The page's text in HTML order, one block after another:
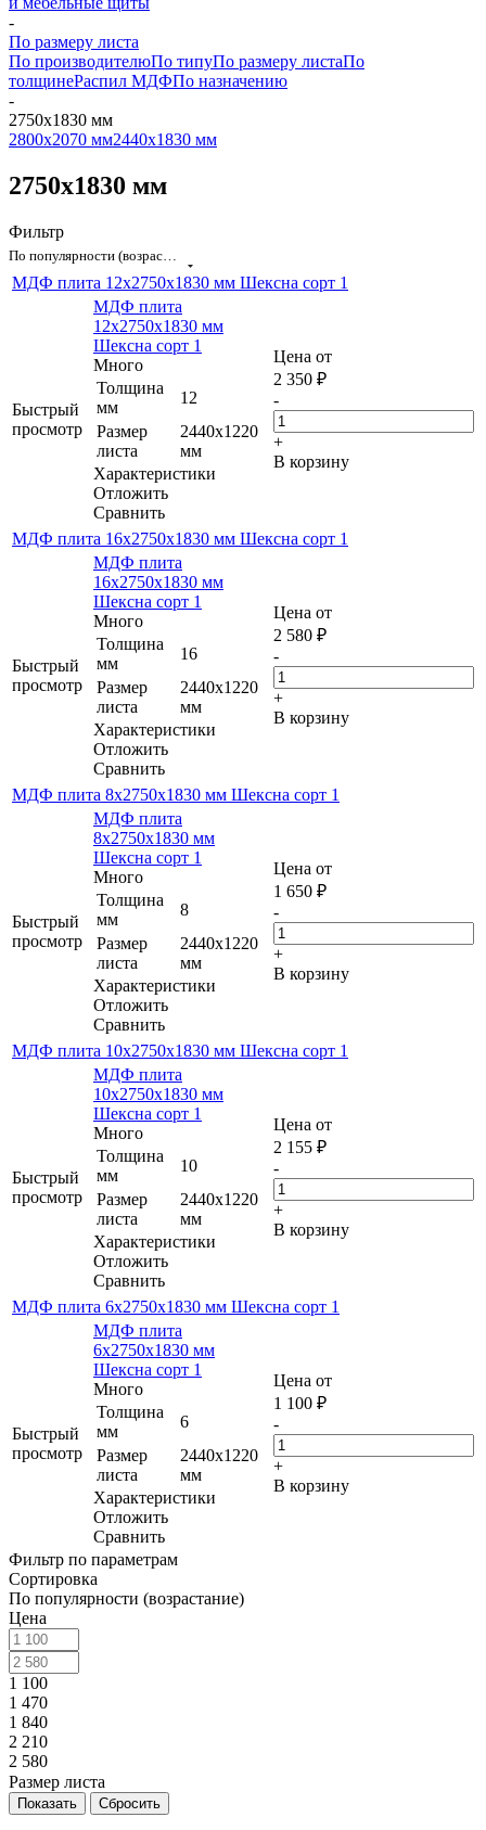
-
По размеру листа
По производителюПо типуПо размеру листаПо
толщинеРаспил МДФПо назначению
-
2750х1830 мм
2800х2070 мм2440х1830 мм
2750х1830 мм
Фильтр
МДФ плита 12х2750х1830 мм Шексна сорт 1
Быстрый
просмотр
МДФ плита
12х2750х1830 мм
Шексна сорт 1
Много
Толщина
мм
12
Размер
листа
2440х1220
мм
Характеристики
Отложить
Сравнить
Цена от
2 350 ₽
-
+
В корзину
МДФ плита 16х2750х1830 мм Шексна сорт 1
Быстрый
просмотр
МДФ плита
16х2750х1830 мм
Шексна сорт 1
Много
Толщина
мм
16
Размер
листа
2440х1220
мм
Характеристики
Отложить
Сравнить
Цена от
2 580 ₽
-
+
В корзину
МДФ плита 8х2750х1830 мм Шексна сорт 1
Быстрый
просмотр
МДФ плита
8х2750х1830 мм
Шексна сорт 1
Много
Толщина
мм
8
Размер
листа
2440х1220
мм
Характеристики
Отложить
Сравнить
Цена от
1 650 ₽
-
+
В корзину
МДФ плита 10х2750х1830 мм Шексна сорт 1
Быстрый
просмотр
МДФ плита
10х2750х1830 мм
Шексна сорт 1
Много
Толщина
мм
10
Размер
листа
2440х1220
мм
Характеристики
Отложить
Сравнить
Цена от
2 155 ₽
-
+
В корзину
МДФ плита 6х2750х1830 мм Шексна сорт 1
Быстрый
просмотр
МДФ плита
6х2750х1830 мм
Шексна сорт 1
Много
Толщина
мм
6
Размер
листа
2440х1220
мм
Характеристики
Отложить
Сравнить
Цена от
1 100 ₽
-
+
В корзину
Фильтр по параметрам
Сортировка
По популярности (возрастание)
Цена
1 100
1 470
1 840
2 210
2 580
Размер листа
Сбросить